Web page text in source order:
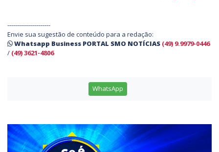
----------------------
Envie sua sugestão de conteúdo para a redação:
Whatsapp Business PORTAL SMO NOTÍCIAS (49) 9.9979-0446
/ (49) 3621-4806
WhatsApp